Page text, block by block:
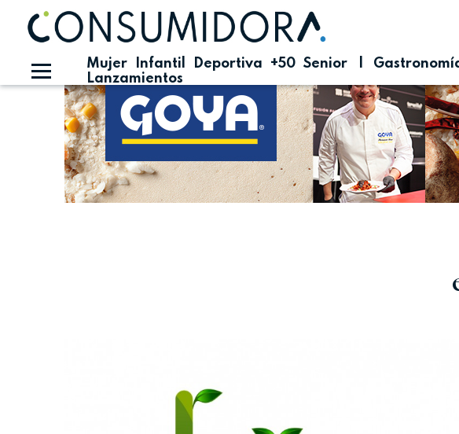
Mujer Infantil Deportiva +50 Senior |
Lanzamientos